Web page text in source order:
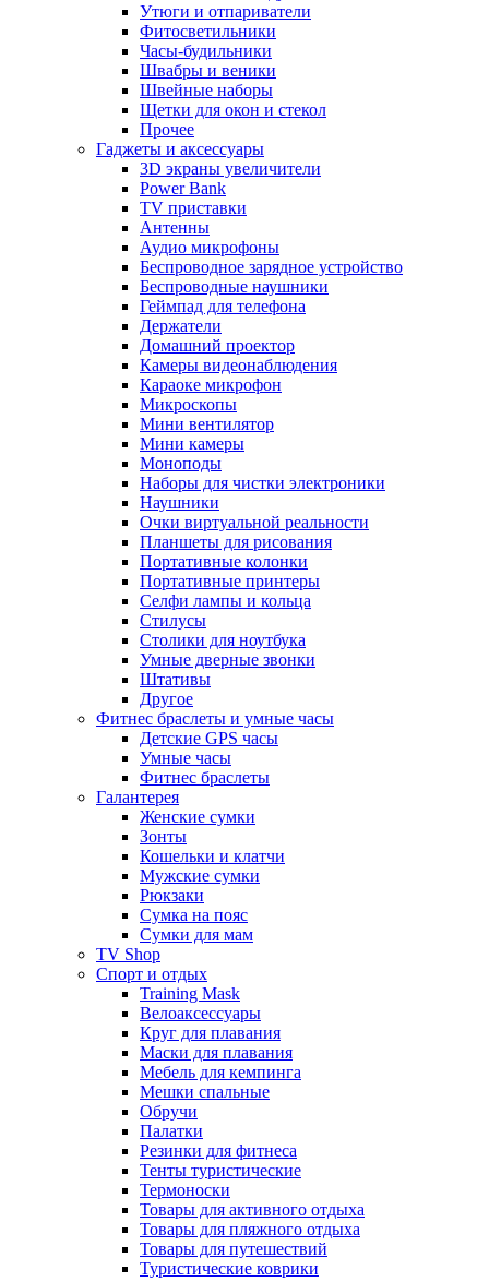
Утюги и отпариватели
Фитосветильники
Часы-будильники
Швабры и веники
Швейные наборы
Щетки для окон и стекол
Прочее
Гаджеты и аксессуары
3D экраны увеличители
Power Bank
TV приставки
Антенны
Аудио микрофоны
Беспроводное зарядное устройство
Беспроводные наушники
Геймпад для телефона
Держатели
Домашний проектор
Камеры видеонаблюдения
Караоке микрофон
Микроскопы
Мини вентилятор
Мини камеры
Моноподы
Наборы для чистки электроники
Наушники
Очки виртуальной реальности
Планшеты для рисования
Портативные колонки
Портативные принтеры
Селфи лампы и кольца
Стилусы
Столики для ноутбука
Умные дверные звонки
Штативы
Другое
Фитнес браслеты и умные часы
Детские GPS часы
Умные часы
Фитнес браслеты
Галантерея
Женские сумки
Зонты
Кошельки и клатчи
Мужские сумки
Рюкзаки
Сумка на пояс
Сумки для мам
TV Shop
Спорт и отдых
Training Mask
Велоаксессуары
Круг для плавания
Маски для плавания
Мебель для кемпинга
Мешки спальные
Обручи
Палатки
Резинки для фитнеса
Тенты туристические
Термоноски
Товары для активного отдыха
Товары для пляжного отдыха
Товары для путешествий
Туристические коврики